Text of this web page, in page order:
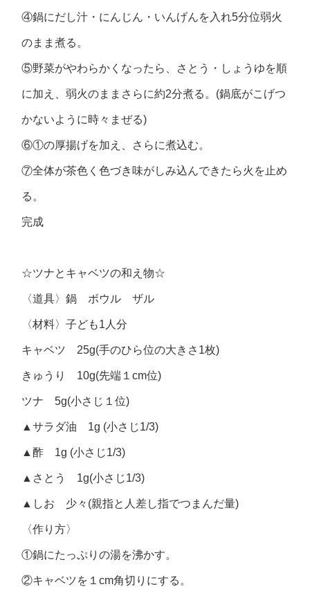
④鍋にだし汁・にんじん・いんげんを入れ5分位弱火
のまま煮る。
⑤野菜がやわらかくなったら、さとう・しょうゆを順
に加え、弱火のままさらに約2分煮る。(鍋底がこげつ
かないように時々まぜる)
⑥①の厚揚げを加え、さらに煮込む。
⑦全体が茶色く色づき味がしみ込んできたら火を止め
る。
完成
☆ツナとキャベツの和え物☆
〈道具〉鍋 ボウル ザル
〈材料〉子ども1人分
キャベツ 25g(手のひら位の大きさ1枚)
きゅうり 10g(先端１cm位)
ツナ 5g(小さじ１位)
▲サラダ油 1g (小さじ1/3)
▲酢 1g (小さじ1/3)
▲さとう 1g(小さじ1/3)
▲しお 少々(親指と人差し指でつまんだ量)
〈作り方〉
①鍋にたっぷりの湯を沸かす。
②キャベツを１cm角切りにする。